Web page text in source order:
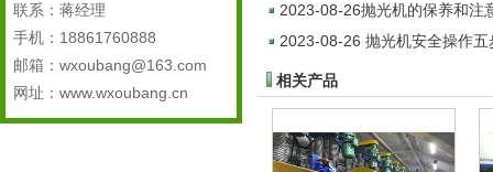
联系：蒋经理
手机：18861760888
邮箱：wxoubang@163.com
网址：www.wxoubang.cn
2023-08-26抛光机的保养和注
2023-08-26 抛光机安全操作五
相关产品